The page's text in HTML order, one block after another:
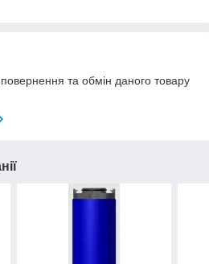
та обмін даного товару